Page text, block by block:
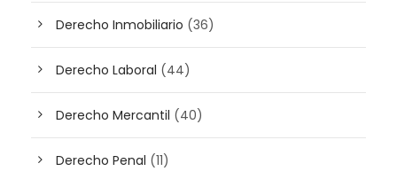
Derecho Inmobiliario (36)
Derecho Laboral (44)
Derecho Mercantil (40)
Derecho Penal (11)